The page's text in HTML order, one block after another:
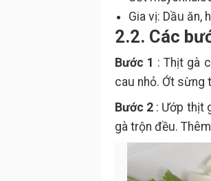
Gia vị: Dầu ăn,
2.2. Các
Bước 1 : Thịt gà
cau nhỏ. Ớt sừng
Bước 2 : Ướp thịt
gà trộn đều.